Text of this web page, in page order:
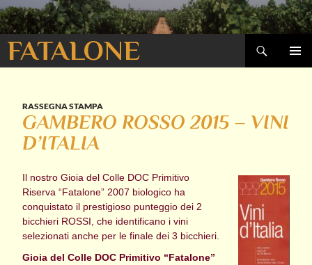
FATALONE
Cerca
VAI
RASSEGNA STAMPA
GAMBERO ROSSO 2015 – VINI
D’ITALIA
Il nostro Gioia del Colle DOC Primitivo
Riserva “Fatalone” 2007 biologico ha
conquistato il prestigioso punteggio dei 2
bicchieri ROSSI, che identificano i vini
selezionati anche per le finale dei 3 bicchieri.
Gioia del Colle DOC Primitivo “Fatalone”